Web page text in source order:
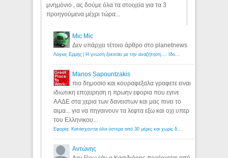
μνημόνιο , ας δούμε όλα τα στοιχεία για τα 3
προηγούμενα μέχρι τώρα...
Mic Mic
Δεν υπάρχει τέτοιο άρθρο στο planetnews
Λόγιος Ερμής | Η γνώση ξεκινάει με την αναζήτηση...: Ιδού οι 18 που χρωστούν 11 δις ευρώ!
Manos Sapountzakis
πιο δημοσιο και κουραφεξαλα γραφετε ειναι
ιδιωτικη επιχειρηση η πρωην εφορια που εγινε
ΑΑΔΕ στα χερια των δανειστων και μας πινει το
αιμα... για να πηγαινουν τα λεφτα εξω και οχι υπερ
του Ελληνικου...
Εφορία: Κατάσχονται όλα ύστερα από 30 μέρες και χωρίς δικαστικές αποφάσεις - Λόγιος Ερμής
Αντώνης